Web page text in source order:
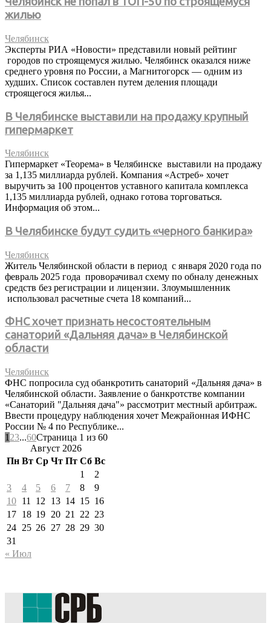
жилью
Челябинск
Эксперты РИА «Новости» представили новый рейтинг
городов по строящемуся жилью. Челябинск оказался ниже
среднего уровня по России, а Магнитогорск — одним из
худших. Список составлен путем деления площади
строящегося жилья...
В Челябинске выставили на продажу крупный
гипермаркет
Челябинск
Гипермаркет «Теорема» в Челябинске выставили на продажу
за 1,135 миллиарда рублей. Компания «Астреб» хочет
выручить за 100 процентов уставного капитала комплекса
1,135 миллиарда рублей, однако готова торговаться.
Информация об этом...
В Челябинске будут судить «черного банкира»
Челябинск
Житель Челябинской области в период с января 2020 года по
февраль 2025 года проворачивал схему по обналу денежных
средств без регистрации и лицензии. Злоумышленник
использовал расчетные счета 18 компаний...
ФНС хочет признать несостоятельным
санаторий «Дальняя дача» в Челябинской
области
Челябинск
ФНС попросила суд обанкротить санаторий «Дальняя дача» в
Челябинской области. Заявление о банкротстве компании
«Санаторий "Дальняя дача"» рассмотрит местный арбитраж.
Ввести процедуру наблюдения хочет Межрайонная ИФНС
России № 4 по Республике...
1 23...60Страница 1 из 60
Август 2026
Пн Вт Ср Чт Пт Сб Вс
1
2
3
4 5 6 7 8
9
10 11 12 13 14 15 16
17 18 19 20 21 22 23
24 25 26 27 28 29 30
31
« Июл